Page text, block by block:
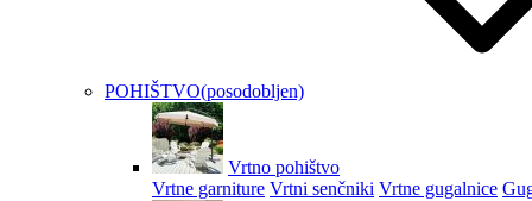
POHIŠTVO(posodobljen)
Vrtno pohištvo
Vrtne garniture Vrtni senčniki Vrtne gugalnice